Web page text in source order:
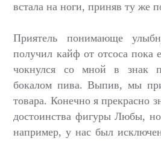
встала на ноги, приняв ту же
Приятель понимающе
получил кайф от отсоса пока
чокнулся со мной в знак
бокалом пива. Выпив, мы
товара. Конечно я прекрасно
достоинства фигуры Любы,
например, у нас был